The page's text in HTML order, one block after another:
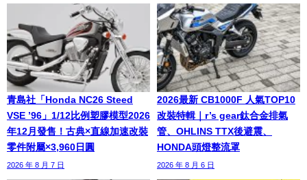
青島社「Honda NC26 Steed
VSE ’96」1/12比例塑膠模型2026
年12月發售！古典×直線加速改裝
零件附屬×3,960日圓
2026 年 8 月 7 日
2026最新 CB1000F 人氣TOP10
改裝特輯｜r’s gear鈦合金排氣
管、OHLINS TTX後避震、
HONDA頭燈整流罩
2026 年 8 月 6 日